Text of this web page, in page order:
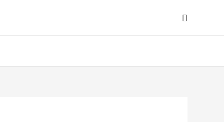
Search